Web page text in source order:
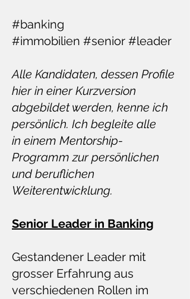
#banking
#immobilien #senior #leader
Alle Kandidaten, dessen Profile
hier in einer Kurzversion
abgebildet werden, kenne ich
persönlich. Ich begleite alle
in einem Mentorship-
Programm zur persönlichen
und beruflichen
Weiterentwicklung.
Senior Leader in Banking
Gestandener Leader mit
grosser Erfahrung aus
verschiedenen Rollen im